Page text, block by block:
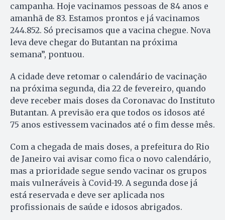
campanha. Hoje vacinamos pessoas de 84 anos e
amanhã de 83. Estamos prontos e já vacinamos
244.852. Só precisamos que a vacina chegue. Nova
leva deve chegar do Butantan na próxima
semana”, pontuou.
A cidade deve retomar o calendário de vacinação
na próxima segunda, dia 22 de fevereiro, quando
deve receber mais doses da Coronavac do Instituto
Butantan. A previsão era que todos os idosos até
75 anos estivessem vacinados até o fim desse mês.
Com a chegada de mais doses, a prefeitura do Rio
de Janeiro vai avisar como fica o novo calendário,
mas a prioridade segue sendo vacinar os grupos
mais vulneráveis à Covid-19. A segunda dose já
está reservada e deve ser aplicada nos
profissionais de saúde e idosos abrigados.